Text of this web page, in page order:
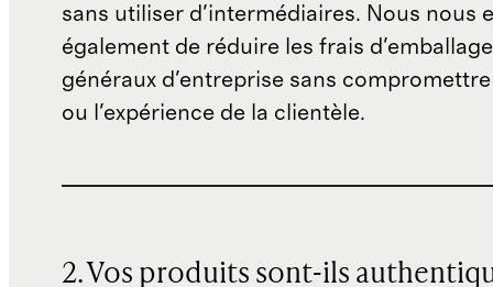
sans utiliser d'intermédiaires. Nous nous
également de réduire les frais
généraux d'entreprise sans
ou l'expérience de la clientèle.
2. Vos produits sont-ils